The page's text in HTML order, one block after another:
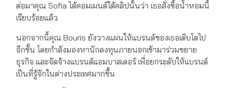
ต่อมาคุณ Sofia ได้คอมเมนต์ใต้คลิปนั้นว่า เธอสั่งซื้อน้ำหอมนี้
เรียบร้อยแล้ว
นอกจากนี้คุณ Bouris ยังวางแผนให้แบรนด์ของเธอเติบโตไป
อีกขั้น โดยกำลังมองหานักลงทุนภายนอกเข้ามาร่วมขยาย
ธุรกิจ และจัดจ้างแบรนด์แอมบาสเดอร์ เพื่อยกระดับให้แบรนด์
เป็นที่รู้จักในต่างประเทศมากขึ้น